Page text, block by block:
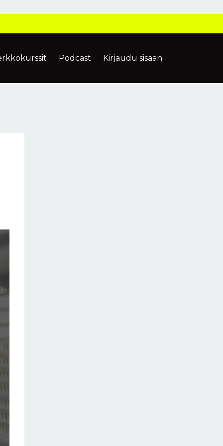
Podcast Kirjaudu sisään